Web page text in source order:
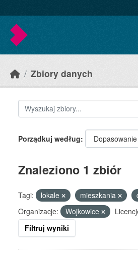
Zbiory danych
Porządkuj według
Znaleziono 1 zbiór
Tagi: lokale mieszkania
Organizacje:
Wojkowice
Filtruj wyniki